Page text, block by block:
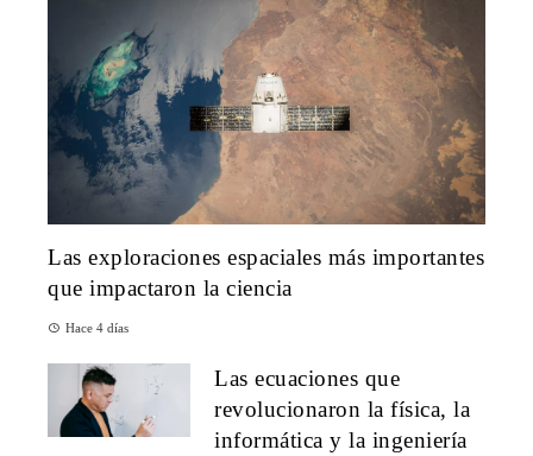
Las exploraciones espaciales más importantes
que impactaron la ciencia
Hace 4 días
Las ecuaciones que
revolucionaron la física, la
informática y la ingeniería